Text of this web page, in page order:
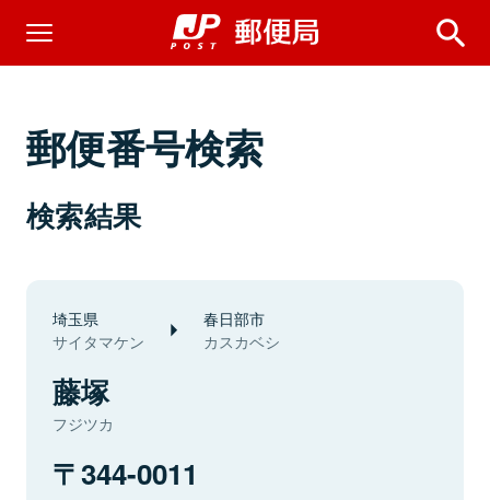
郵便番号検索
検索結果
埼玉県
サイタマケン
春日部市
カスカベシ
藤塚
フジツカ
344-0011